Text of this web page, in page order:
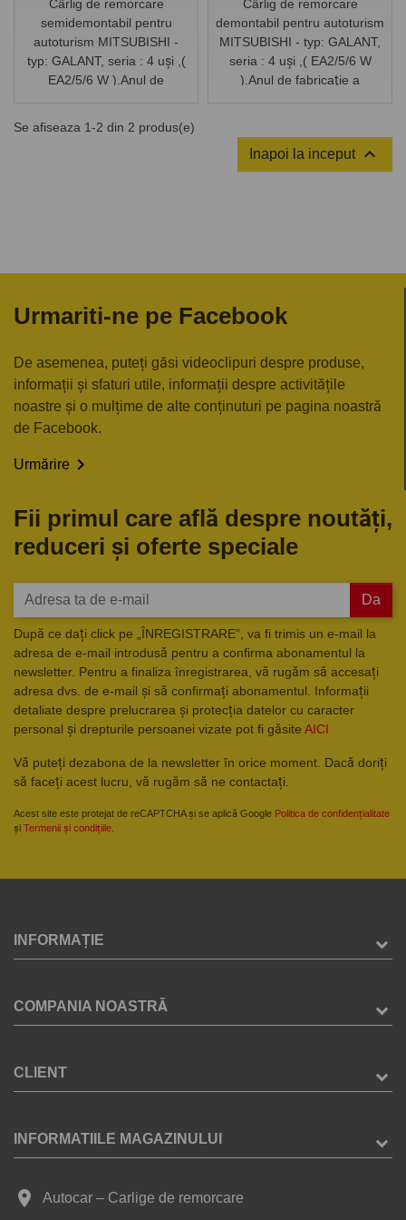
Cârlig de remorcare
semidemontabil pentru
autoturism MITSUBISHI -
typ: GALANT, seria : 4 uşi ,(
EA2/5/6 W ).Anul de
Cârlig de remorcare
demontabil pentru autoturism
MITSUBISHI - typ: GALANT,
seria : 4 uşi ,( EA2/5/6 W
).Anul de fabricaţie a
Se afiseaza 1-2 din 2 produs(e)
Inapoi la inceput 
Urmariti-ne pe Facebook
De asemenea, puteți găsi videoclipuri despre produse,
informații și sfaturi utile, informații despre activitățile
noastre și o mulțime de alte conținuturi pe pagina noastră
de Facebook.
Urmărire 
Fii primul care află despre noutăți,
reduceri și oferte speciale
Da
După ce dați click pe „ÎNREGISTRARE”, va fi trimis un e-mail la
adresa de e-mail introdusă pentru a confirma abonamentul la
newsletter. Pentru a finaliza înregistrarea, vă rugăm să accesați
adresa dvs. de e-mail și să confirmați abonamentul. Informații
detaliate despre prelucrarea și protecția datelor cu caracter
personal și drepturile persoanei vizate pot fi găsite AICI
Vă puteți dezabona de la newsletter în orice moment. Dacă doriți
să faceți acest lucru, vă rugăm să ne contactați.
Acest site este protejat de reCAPTCHA și se aplică Google Politica de confidențialitate
și Termenii și condițiile
INFORMAȚIE
COMPANIA NOASTRĂ
CLIENT
INFORMATIILE MAGAZINULUI
place Autocar – Carlige de remorcare